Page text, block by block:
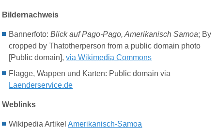
Bildernachweis
Bannerfoto: Blick auf Pago-Pago, Amerikanisch Samoa; By
cropped by Thatotherperson from a public domain photo
[Public domain],via Wikimedia Commons
Flagge, Wappen und Karten: Public domain via
Laenderservice.de
Weblinks
Wikipedia ArtikelAmerikanisch-Samoa